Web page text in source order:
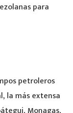
para
petroleros
la más extensa